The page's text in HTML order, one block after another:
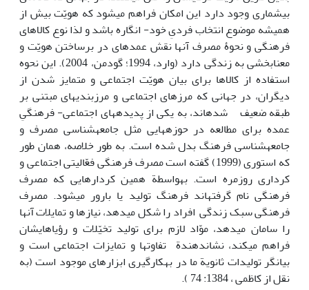
بی­شماری وجود دارد این امکان فراهم می­شود که هویّت بیش از
همیشه موضوع انتخاب فردیِ خود- انگاره باشد و لذا نوع کالاهای
فرهنگی و نحوۀ مصرف آن‏ها نقش عمده­ای در برساختن هویّت و
معنابخشی به زندگی دارد (وارد، 1994؛ گودمن، 2004). این نحوه
استفاده از کالاها برای بیان هویّت اجتماعی و متمایز شدن از
دیگران، در جهانی که مرزهای اجتماعی و مرزبندی­های مبتنی بر
طبقه ضعیف شده­اند، به یکی از پدیده­های اجتماعی- فرهنگیِ
عمده برای مطالعه در حوزه­هایی مثل جامعه­شناسی مصرف و
جامعه­شناسی فرهنگ بدل شده است. به طور خلاصه، همان طور
که استوری (1999) گفته است مصرف فرهنگی فعّالیتی اجتماعی و
کرداری روزمره است. به‏واسطة همین کردارهایی که مصرف
فرهنگی نام گرفته­اند فرهنگ تولید یا بارور می‏شود. مصرف
فرهنگی سبک زندگی افراد را شکل می‏دهد، نیازها و تمایلات آن‏ها
را سامان می‏دهد، موّاد لازم برای تولید تخیّلات و رؤیاهای­شان
فراهم می‏کند، نشان­دهندة تفاوت­ها و تمایزات اجتماعی است و
بیانگر تولیدات ثانویة ما در به‏کارگیری ابزارهای موجود است (به
نقل از کاظمی ، 1384: 74 ).